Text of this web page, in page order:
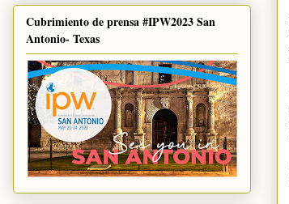
Cubrimiento de prensa #IPW2023 San
Antonio- Texas